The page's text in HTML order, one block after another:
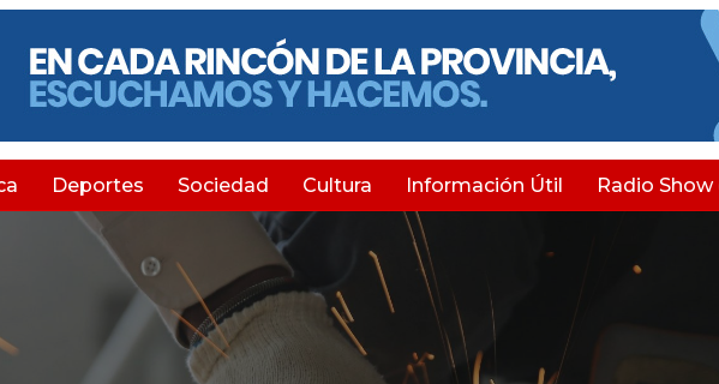
Deportes Sociedad Cultura Información Útil Radio Show